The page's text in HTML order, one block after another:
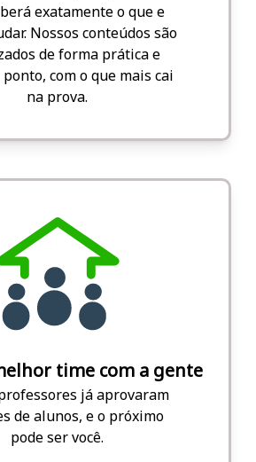
exatamente o que e
Nossos conteúdos são
de forma prática e
com o que mais cai
na prova.
time com a gente
já aprovaram
de alunos, e o próximo
pode ser você.